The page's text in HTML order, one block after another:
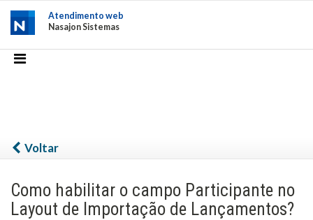
Atendimento web
Nasajon Sistemas
Voltar
Como habilitar o campo Participante no
Layout de Importação de Lançamentos?